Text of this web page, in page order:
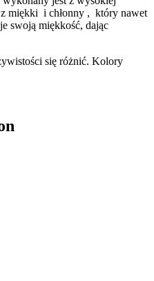
z miękki i chłonny , który nawet
swoją miękkość, dając
się różnić. Kolory